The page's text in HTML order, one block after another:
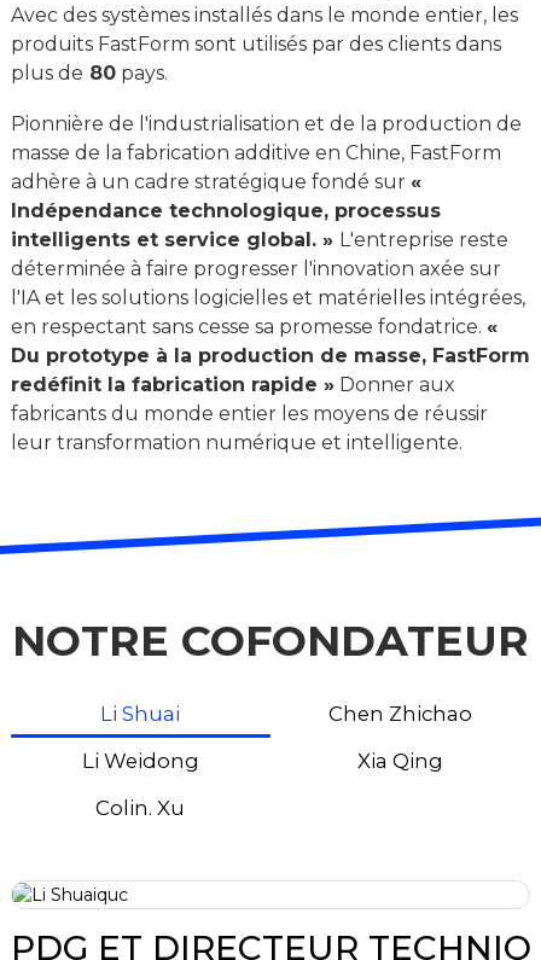
Avec des systèmes installés dans le monde entier, les
produits FastForm sont utilisés par des clients dans
plus de 80pays.
Pionnière de l'industrialisation et de la production de
masse de la fabrication additive en Chine, FastForm
adhère à un cadre stratégique fondé sur «
Indépendance technologique, processus
intelligents et service global. » L'entreprise reste
déterminée à faire progresser l'innovation axée sur
l'IA et les solutions logicielles et matérielles intégrées,
en respectant sans cesse sa promesse fondatrice. «
Du prototype à la production de masse, FastForm
redéfinit la fabrication rapide »Donner aux
fabricants du monde entier les moyens de réussir
leur transformation numérique et intelligente.
NOTRE COFONDATEUR
Li Shuai
Chen Zhichao
Li Weidong
Xia Qing
Colin. Xu
PDG ET DIRECTEUR
COFONDATEUR/ARCHITECTE LOGICIEL
INGÉNIEUR EN CHEF ÉLECTRICIEN :
PARTENAIRE STRATÉGIQUE :
DIRECTEUR MARKETING